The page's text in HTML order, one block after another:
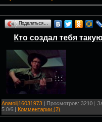
Поделиться…
Кто создал тебя
Anatolij16031973 | Просмотров: 3210 |
5.0/6 | Комментарии (2)